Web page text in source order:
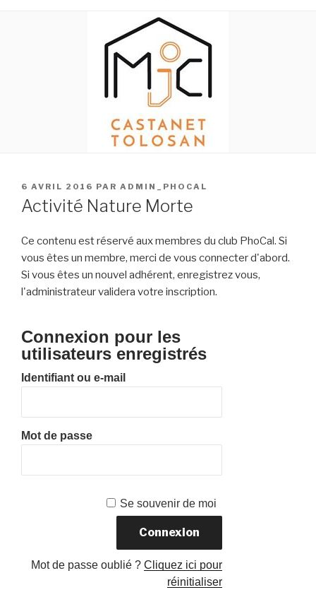
PUBLIÉ
LE
6 AVRIL 2016 PAR ADMIN_PHOCAL
Activité Nature Morte
Ce contenu est réservé aux membres du club PhoCal. Si
vous êtes un membre, merci de vous connecter d'abord.
Si vous êtes un nouvel adhérent, enregistrez vous,
l'administrateur validera votre inscription.
Connexion pour les
utilisateurs enregistrés
Identifiant ou e-mail
Mot de passe
Se souvenir de moi
Mot de passe oublié ?Cliquez ici pour
réinitialiser